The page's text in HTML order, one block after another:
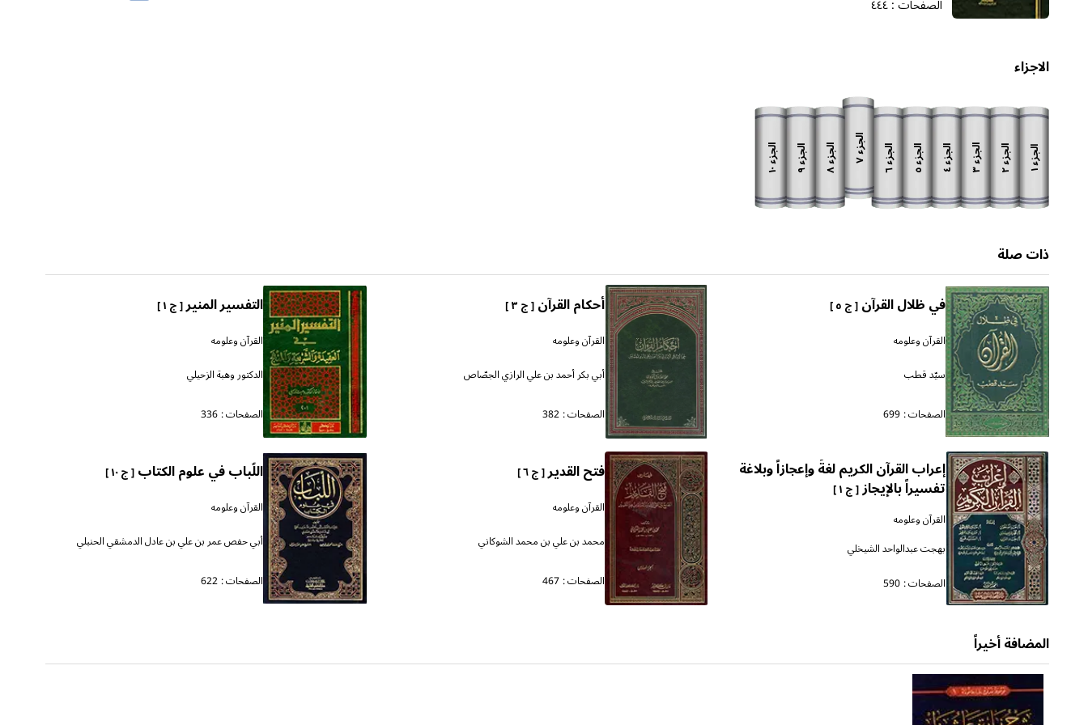
الصفحات :٤٤٤
الاجزاء
الجزء
١
الجزء
٢
الجزء
٣
الجزء
٤
الجزء
٥
الجزء
٦
الجزء
٧ الجزء
٨
الجزء
٩
الجزء
١٠
ذات صلة
في ظلال القرآن[ ج ٥ ]
القرآن وعلومه
سيّد قطب
الصفحات : 699
أحكام القرآن[ ج ٣ ]
القرآن وعلومه
أبي بكر أحمد بن علي الرازي الجصّاص
الصفحات : 382
التفسير المنير[ ج ١ ]
القرآن وعلومه
الدكتور وهبة الزحيلي
الصفحات : 336
إعراب القرآن الكريم لغةً وإعجازاً وبلاغة
تفسيراً بالإيجاز[ ج ١ ]
القرآن وعلومه
بهجت عبدالواحد الشيخلي
الصفحات : 590
فتح القدير[ ج ٦ ]
القرآن وعلومه
محمد بن علي بن محمد الشوكاني
الصفحات : 467
اللّباب في علوم الكتاب[ ج ١٠ ]
القرآن وعلومه
أبي حفص عمر بن علي بن عادل الدمشقي الحنبلي
الصفحات : 622
المضافة أخيراً